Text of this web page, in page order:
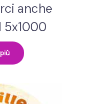
anche
5x1000